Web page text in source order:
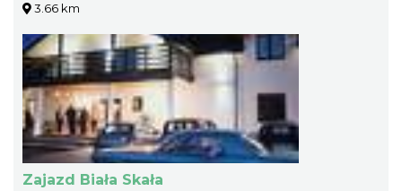
3.66 km
Zajazd Biała Skała